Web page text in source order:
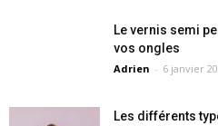
Le vernis semi
vos ongles
Adrien - 6 janvier
Les différents